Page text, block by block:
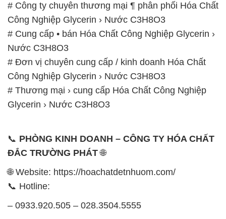
# Công ty chuyên thương mại ¶ phân phối Hóa Chất
Công Nghiệp Glycerin › Nước C3H8O3
# Cung cấp • bán Hóa Chất Công Nghiệp Glycerin ›
Nước C3H8O3
# Đơn vị chuyên cung cấp / kinh doanh Hóa Chất
Công Nghiệp Glycerin › Nước C3H8O3
# Thương mại › cung cấp Hóa Chất Công Nghiệp
Glycerin › Nước C3H8O3
📞 PHÒNG KINH DOANH – CÔNG TY HÓA CHẤT
ĐẮC TRƯỜNG PHÁT🌐
🌐 Website: https://hoachatdetnhuom.com/
📞 Hotline:
– 0933.920.505 – 028.3504.5555